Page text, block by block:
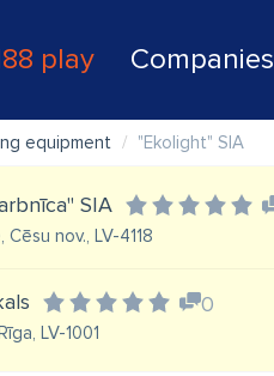
play Companies
equipment "Ekolight" SIA
SIA
nov., LV-4118
0
LV-1001